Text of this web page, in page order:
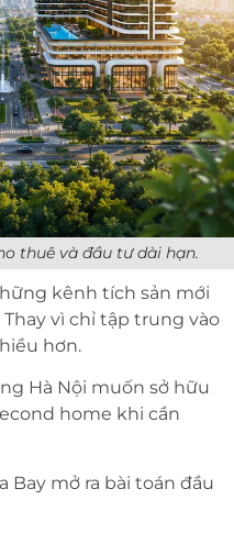
thuê và đầu tư dài hạn.
kênh tích sản mới
vì chỉ tập trung vào
hơn.
Hà Nội muốn sở hữu
home khi cần
Bay mở ra bài toán đầu